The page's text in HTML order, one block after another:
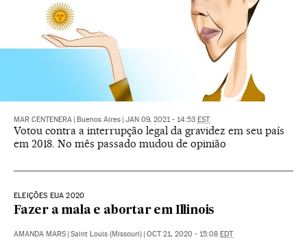
MAR CENTENERA Buenos Aires JAN 09, 2021 - 14:53 EST
Votou contra a interrupção legal da gravidez em seu país
em 2018. No mês passado mudou de opinião
ELEIÇÕES EUA 2020
Fazer a mala e abortar em Illinois
AMANDA MARS Saint Louis (Missouri) OCT 21, 2020 - 15:08 EDT